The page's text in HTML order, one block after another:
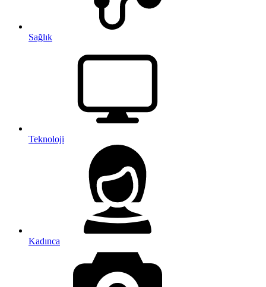
Sağlık
Teknoloji
Kadınca